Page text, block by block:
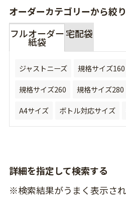
オーダーカテゴリーから絞
フルオーダー
紙袋
宅配袋
ジャストニーズ 規格サイズ160
規格サイズ260
規格サイズ280
A4サイズ
ボトル対応サイズ
詳細を指定して検索する
※検索結果がうまく表示さ